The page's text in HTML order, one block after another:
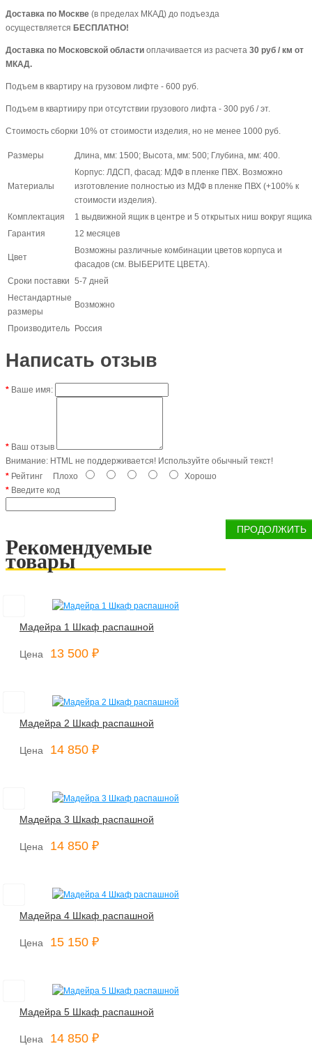
Доставка по Москве (в пределах МКАД) до подъезда
осуществляется БЕСПЛАТНО!
Доставка по Московской области оплачивается из расчета 30 руб / км от
МКАД.
Подъем в квартиру на грузовом лифте - 600 руб.
Подъем в квартииру при отсутствии грузового лифта - 300 руб / эт.
Стоимость сборки 10% от стоимости изделия, но не менее 1000 руб.
Размеры Длина, мм: 1500; Высота, мм: 500; Глубина, мм: 400.
Материалы
Корпус: ЛДСП, фасад: МДФ в пленке ПВХ. Возможно
изготовление полностью из МДФ в пленке ПВХ (+100% к
стоимости изделия).
Комплектация
1 выдвижной ящик в центре и 5 открытых ниш вокруг
Гарантия
12 месяцев
Цвет
Возможны различные комбинации цветов корпуса и
фасадов (см. ВЫБЕРИТЕ ЦВЕТА).
Сроки поставки 5-7 дней
Нестандартные
размеры
Возможно
Производитель Россия
Написать отзыв
Ваше имя:
Ваш отзыв
Внимание: HTML не поддерживается! Используйте обычный текст!
Рейтинг Плохо
Хорошо
Введите код
ПРОДОЛЖИТЬ
Рекомендуемые
товары
Мадейра 1 Шкаф распашной
Цена 13 500 ₽
Мадейра 2 Шкаф распашной
Цена 14 850 ₽
Мадейра 3 Шкаф распашной
Цена 14 850 ₽
Мадейра 4 Шкаф распашной
Цена 15 150 ₽
Мадейра 5 Шкаф распашной
Цена 14 850 ₽